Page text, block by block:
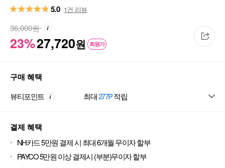
5.0 1건 리뷰
23%27,720원 회원가
36,000원
구매 혜택
뷰티포인트 최대277P적립
결제 혜택
NH카드 5만원 결제 시 최대 6개월 무이자 할부
PAYCO 5만원 이상 결제시 (부분)무이자 할부